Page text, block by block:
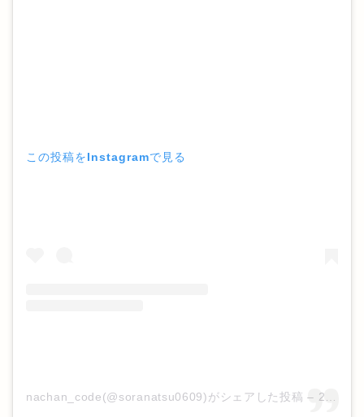
この投稿をInstagramで見る
nachan_code(@soranatsu0609)がシェアした投稿 – 2018年12月月21日午後6時54分PST